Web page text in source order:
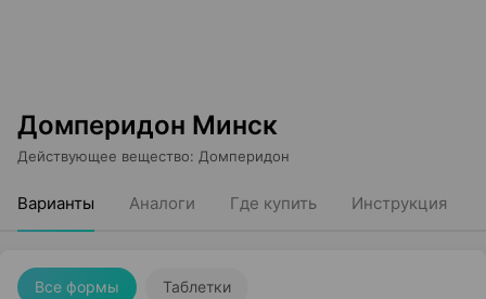
Домперидон Минск
Действующее вещество: Домперидон
Варианты Аналоги Где купить Инструкция
Все формы Таблетки